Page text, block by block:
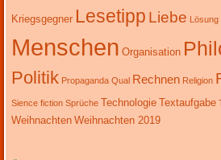
Kriegsgegner Lesetipp Liebe Lösung
Menschen Organisation
Politik Propaganda Qual Rechnen Religion
Sience fiction Sprüche Technologie Textaufgabe
Weihnachten Weihnachten 2019